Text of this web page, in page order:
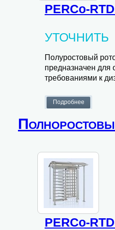
PERCo-
УТОЧНИТЬ
Полуростовый
предназначен для
требованиями к
PERCo-